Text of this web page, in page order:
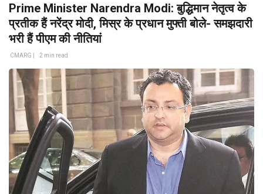
Prime Minister Narendra Modi: बुद्धिमान नेतृत्व के
प्रतीक हैं नरेंद्र मोदी, मिस्र के प्रधान मुफ्ती बोले- समझदारी
भरी हैं पीएम की नीतियां
CMARG | 2 min read